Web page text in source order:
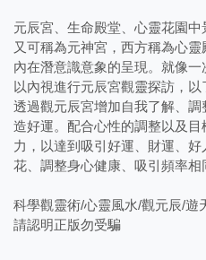
元辰宮、生命殿堂、心靈花園中
又可稱為元神宮，西方稱為心
內在潛意識意象的呈現。就像
以內視進行元辰宮觀靈探訪，以
透過觀元辰宮增加自我了解、
造好運。配合心性的調整以及
力，以達到吸引好運、財運、
花、調整身心健康、吸引頻率相
科學觀靈術/心靈風水/觀元辰/遊
請認明正版勿受騙